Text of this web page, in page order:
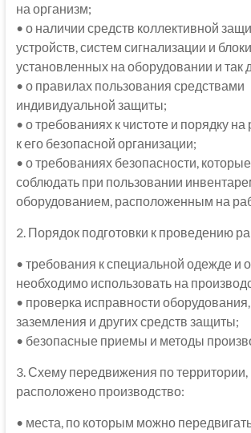
на организм;
• о наличии средств коллективной
устройств, систем сигнализации и
установленных на оборудовании и так
• о правилах пользования средствами
индивидуальной защиты;
• о требованиях к чистоте и порядку
к его безопасной организации;
• о требованиях безопасности,
соблюдать при пользовании
оборудованием, расположенным на
2. Порядок подготовки к проведению
• требования к специальной одежде и
необходимо использовать на
• проверка исправности
заземления и других средств защиты;
• безопасные приемы и методы
3. Схему передвижения по территории,
расположено производство:
• места, по которым можно